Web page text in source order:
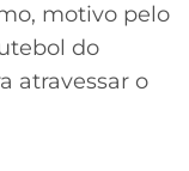
motivo pelo
do
atravessar o